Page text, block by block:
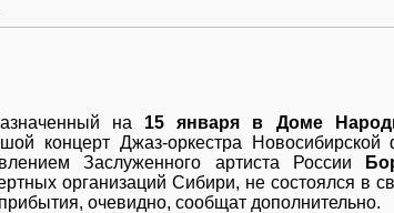
на 15 января в Доме
концерт Джаз-оркестра
Заслуженного артиста России
организаций Сибири, не состоялся в
очевидно, сообщат дополнительно.